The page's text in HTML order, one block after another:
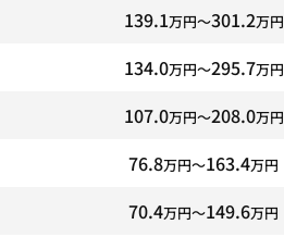
139.1万円〜301.2万円
134.0万円〜295.7万円
107.0万円〜208.0万円
76.8万円〜163.4万円
70.4万円〜149.6万円